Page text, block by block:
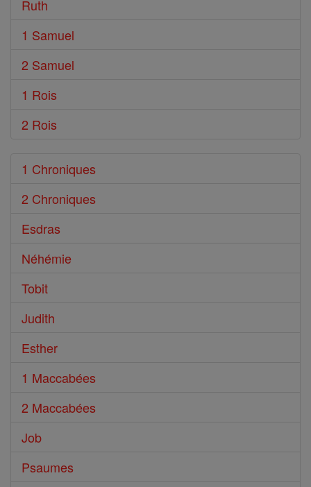
Ruth
1 Samuel
2 Samuel
1 Rois
2 Rois
1 Chroniques
2 Chroniques
Esdras
Néhémie
Tobit
Judith
Esther
1 Maccabées
2 Maccabées
Job
Psaumes